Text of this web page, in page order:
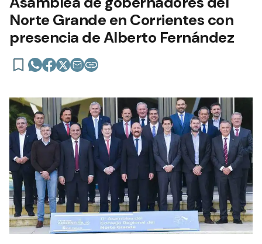
Norte Grande en Corrientes con
presencia de Alberto Fernández